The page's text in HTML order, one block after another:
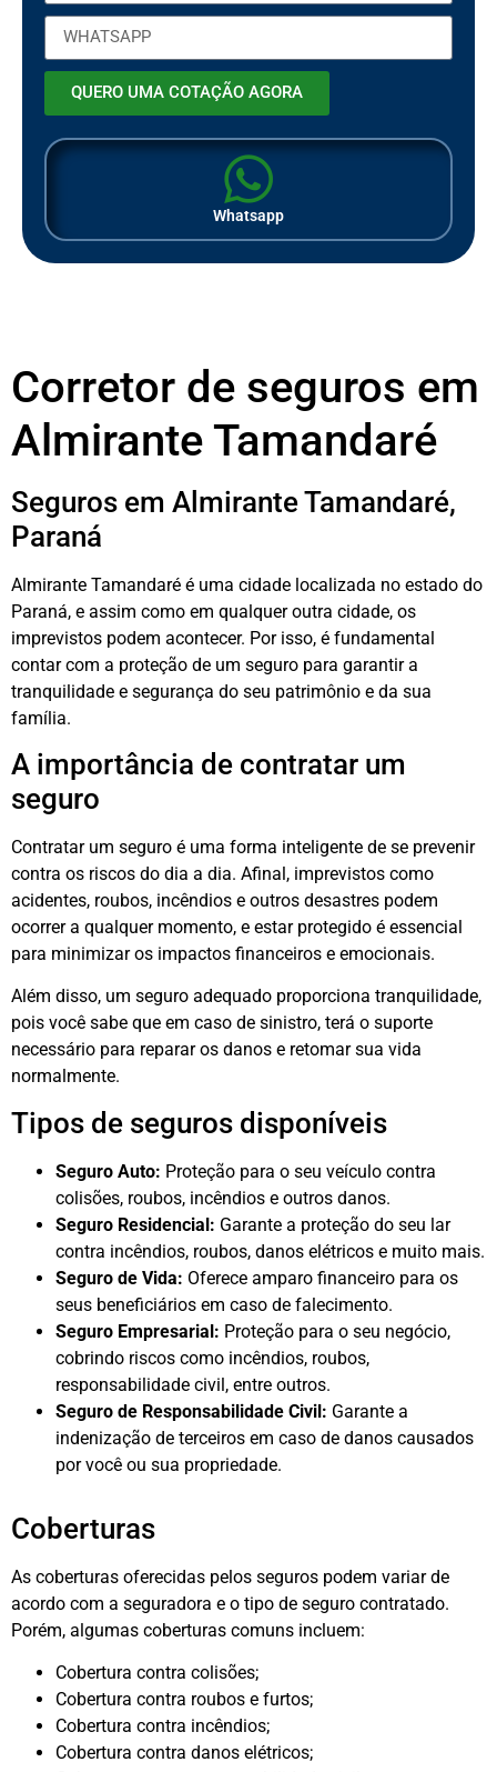
QUERO UMA COTAÇÃO AGORA
Whatsapp
Corretor de seguros em
Almirante Tamandaré
Seguros em Almirante Tamandaré,
Paraná
Almirante Tamandaré é uma cidade localizada no estado do
Paraná, e assim como em qualquer outra cidade, os
imprevistos podem acontecer. Por isso, é fundamental
contar com a proteção de um seguro para garantir a
tranquilidade e segurança do seu patrimônio e da sua
família.
A importância de contratar um
seguro
Contratar um seguro é uma forma inteligente de se prevenir
contra os riscos do dia a dia. Afinal, imprevistos como
acidentes, roubos, incêndios e outros desastres podem
ocorrer a qualquer momento, e estar protegido é essencial
para minimizar os impactos financeiros e emocionais.
Além disso, um seguro adequado proporciona tranquilidade,
pois você sabe que em caso de sinistro, terá o suporte
necessário para reparar os danos e retomar sua vida
normalmente.
Tipos de seguros disponíveis
Seguro Auto: Proteção para o seu veículo contra
colisões, roubos, incêndios e outros danos.
Seguro Residencial: Garante a proteção do seu lar
contra incêndios, roubos, danos elétricos e muito mais.
Seguro de Vida: Oferece amparo financeiro para os
seus beneficiários em caso de falecimento.
Seguro Empresarial: Proteção para o seu negócio,
cobrindo riscos como incêndios, roubos,
responsabilidade civil, entre outros.
Seguro de Responsabilidade Civil: Garante a
indenização de terceiros em caso de danos causados
por você ou sua propriedade.
Coberturas
As coberturas oferecidas pelos seguros podem variar de
acordo com a seguradora e o tipo de seguro contratado.
Porém, algumas coberturas comuns incluem:
Cobertura contra colisões;
Cobertura contra roubos e furtos;
Cobertura contra incêndios;
Cobertura contra danos elétricos;